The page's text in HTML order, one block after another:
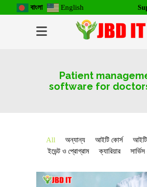
বাংলা English
Patient
software for
All অন্যান্য আইটি কোর্স
আইটি
ইভেন্ট ও প্রোগ্রাম
ক্যারিয়ার সার্ভিস